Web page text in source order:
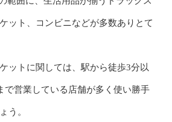
ット、コンビニなどが多数ありとて
ットに関しては、駅から徒歩3分以
で営業している店舗が多く使い勝手
う。